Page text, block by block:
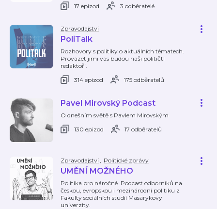
17 epizod
3 odběratelé
Zpravodajství
PoliTalk
Rozhovory s politiky o aktuálních tématech.
Provázet jimi vás budou naši političtí
redaktoři.
314 epizod
175 odběratelů
Pavel Mirovský Podcast
O dnešním světě s Pavlem Mirovským
130 epizod
17 odběratelů
Zpravodajství, Politické zprávy
UMĚNÍ MOŽNÉHO
Politika pro náročné. Podcast odborníků na
českou, evropskou i mezinárodní politiku z
Fakulty sociálních studií Masarykovy
univerzity.